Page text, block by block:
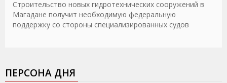
Строительство новых гидротехнических сооружений в
Магадане получит необходимую федеральную
поддержку со стороны специализированных судов
ПЕРСОНА ДНЯ